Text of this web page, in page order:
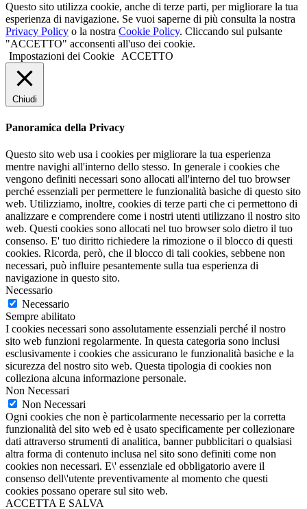
Questo sito utilizza cookie, anche di terze parti, per migliorare la tua
esperienza di navigazione. Se vuoi saperne di più consulta la nostra
Privacy Policy o la nostra Cookie Policy. Cliccando sul pulsante
"ACCETTO" acconsenti all'uso dei cookie.
Impostazioni dei Cookie
ACCETTO
Chiudi
Panoramica della Privacy
Questo sito web usa i cookies per migliorare la tua esperienza
mentre navighi all'interno dello stesso. In generale i cookies che
vengono definiti necessari sono allocati all'interno del tuo browser
perché essenziali per permettere le funzionalità basiche di questo sito
web. Utilizziamo, inoltre, cookies di terze parti che ci permettono di
analizzare e comprendere come i nostri utenti utilizzano il nostro sito
web. Questi cookies sono allocati nel tuo browser solo dietro il tuo
consenso. E' tuo diritto richiedere la rimozione o il blocco di questi
cookies. Ricorda, però, che il blocco di tali cookies, sebbene non
necessari, può influire pesantemente sulla tua esperienza di
navigazione in questo sito.
Necessario
Necessario
Sempre abilitato
I cookies necessari sono assolutamente essenziali perché il nostro
sito web funzioni regolarmente. In questa categoria sono inclusi
esclusivamente i cookies che assicurano le funzionalità basiche e la
sicurezza del nostro sito web. Questa tipologia di cookies non
colleziona alcuna informazione personale.
Non Necessari
Non Necessari
Ogni cookies che non è particolarmente necessario per la corretta
funzionalità del sito web ed è usato specificamente per collezionare
dati attraverso strumenti di analitica, banner pubblicitari o qualsiasi
altra forma di contenuto inclusa nel sito sono definiti come non
cookies non necessari. E\' essenziale ed obbligatorio avere il
consenso dell\'utente preventivamente al momento che questi
cookies possano operare sul sito web.
ACCETTA E SALVA